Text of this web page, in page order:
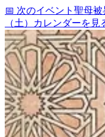
📅 次のイベント 聖母被
（土）
カレンダーを見